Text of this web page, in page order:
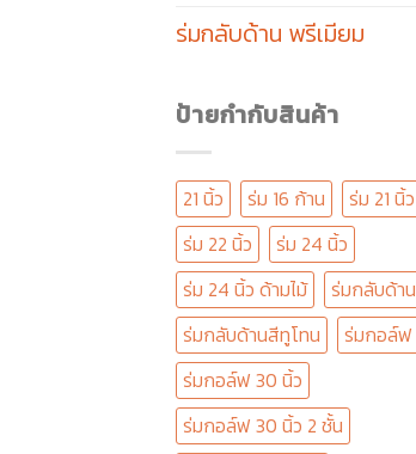
ร่มกลับด้าน พรีเมียม
ป้ายกำกับสินค้า
21 นิ้ว ร่ม 16 ก้าน
ร่ม 21 นิ้ว
ร่ม 22 นิ้ว
ร่ม 24 นิ้ว
ร่ม 24 นิ้ว ด้ามไม้
ร่มกลับด้าน
ร่มกลับด้านสีทูโทน
ร่มกอล์ฟ
ร่มกอล์ฟ 30 นิ้ว
ร่มกอล์ฟ 30 นิ้ว 2 ชั้น